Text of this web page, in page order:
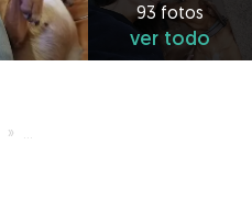
93 fotos
ver todo
»